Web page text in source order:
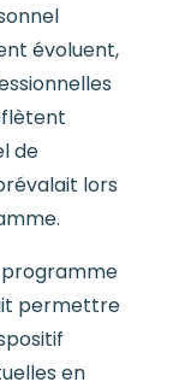
évoluent,
de
lors
programme
permettre
en